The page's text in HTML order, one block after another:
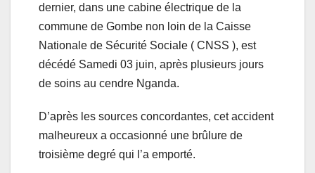
dernier, dans une cabine électrique de la
commune de Gombe non loin de la Caisse
Nationale de Sécurité Sociale ( CNSS ), est
décédé Samedi 03 juin, après plusieurs jours
de soins au cendre Nganda.
D’après les sources concordantes, cet accident
malheureux a occasionné une brûlure de
troisième degré qui l’a emporté.